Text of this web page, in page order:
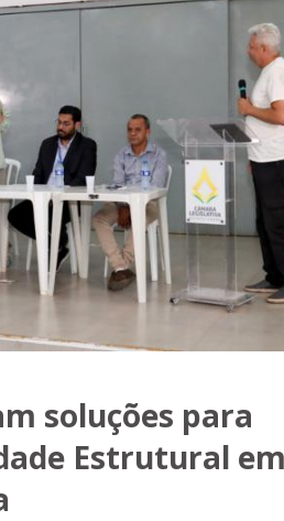
soluções para
Estrutural em